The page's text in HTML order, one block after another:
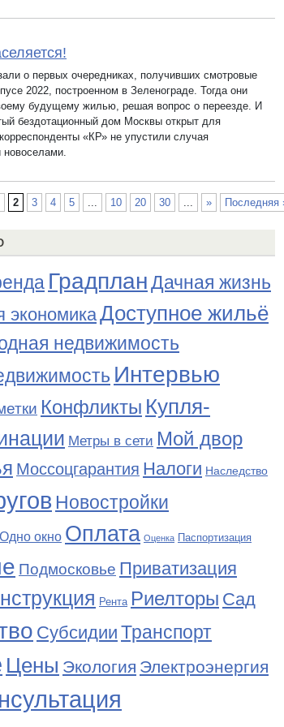
о первых очередниках, получивших смотровые
2022, построенном в Зеленограде. Тогда они
будущему жилью, решая вопрос о переезде. И
бездотационный дом Москвы открыт для
«КР» не упустили случая
2 3 4 5 ... 10 20 30 ... » Последняя
ГрадпланДачная жизнь
Доступное жильё
недвижимость
Интервью
Конфликты Купля-
Метры в сети Мой двор
Моссоцгарантия Налоги Наследство
Новостройки
Одно окно Оплата Оценка Паспортизация
Подмосковье Приватизация
Рента Риелторы Сад
Субсидии Транспорт
Цены Экология Электроэнергия